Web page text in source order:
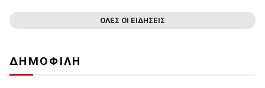
ΟΛΕΣ ΟΙ ΕΙΔΗΣΕΙΣ
ΔΗΜΟΦΙΛΗ